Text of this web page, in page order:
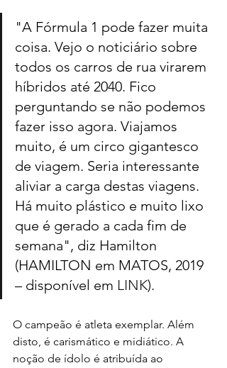
"A Fórmula 1 pode fazer muita
coisa. Vejo o noticiário sobre
todos os carros de rua virarem
híbridos até 2040. Fico
perguntando se não podemos
fazer isso agora. Viajamos
muito, é um circo gigantesco
de viagem. Seria interessante
aliviar a carga destas viagens.
Há muito plástico e muito lixo
que é gerado a cada fim de
semana", diz Hamilton
(HAMILTON em MATOS, 2019
– disponível em LINK).
O campeão é atleta exemplar. Além
disto, é carismático e midiático. A
noção de ídolo é atribuída ao